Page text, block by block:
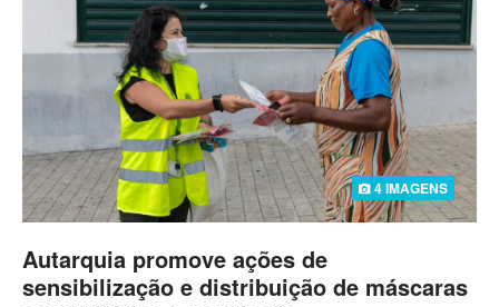
4 IMAGENS
Autarquia promove ações de
sensibilização e distribuição de máscaras